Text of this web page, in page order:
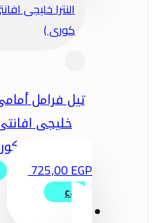
تيل فرامل
725,00EGP
cart